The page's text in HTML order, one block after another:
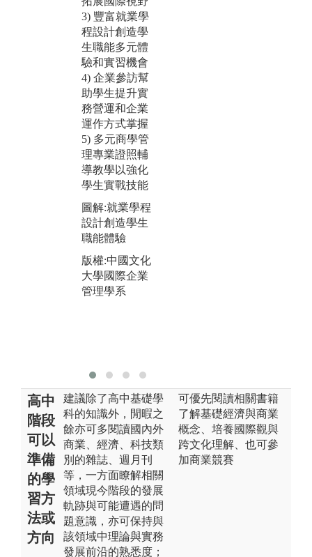
3) 豐富就業學
程設計創造學
生職能多元體
驗和實習機會
4) 企業參訪幫
助學生提升實
務營運和企業
運作方式掌握
5) 多元商學管
理專業證照輔
導教學以強化
學生實戰技能
圖解:就業學程
設計創造學生
職能體驗
版權:中國文化
大學國際企業
管理學系
高中
階段
可以
準備
的學
習方
法或
方向
建議除了高中基礎學
科的知識外，閒暇之
餘亦可多閱讀國內外
商業、經濟、科技類
別的雜誌、週月刊
等，一方面瞭解相關
領域現今階段的發展
軌跡與可能遭遇的問
題意識，亦可保持與
該領域中理論與實務
發展前沿的熟悉度；
可優先閱讀相關書籍
了解基礎經濟與商業
概念、培養國際觀與
跨文化理解、也可參
加商業競賽